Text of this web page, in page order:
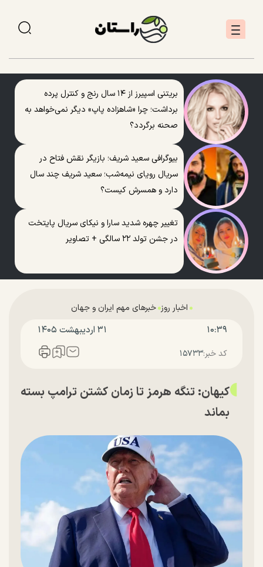
بریتنی اسپیرز از ۱۴ سال رنج و کنترل پرده
برداشت؛ چرا «شاهزاده پاپ» دیگر نمی‌خواهد به
صحنه برگردد؟
بیوگرافی سعید شریف؛ بازیگر نقش فتاح در
سریال رویای نیمه‌شب؛ سعید شریف چند سال
دارد و همسرش کیست؟
تغییر چهره شدید سارا و نیکای سریال پایتخت
در جشن تولد ۲۲ سالگی + تصاویر
اخبار روز خبرهای مهم ایران و جهان
۱۰:۳۹ ۳۱ ارديبهشت ۱۴۰۵
کد خبر:۱۵۷۳۳
کیهان: تنگه هرمز تا زمان کشتن ترامپ بسته
بماند